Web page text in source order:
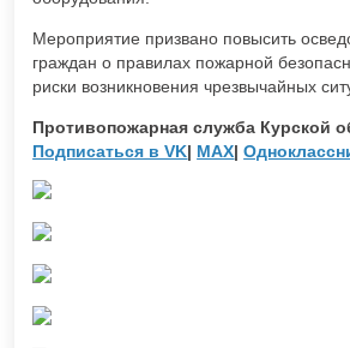
Мероприятие призвано повысить
граждан о правилах пожарной
риски возникновения чрезвычайных
Противопожарная служба Курской
Подписаться в VK| MAX|